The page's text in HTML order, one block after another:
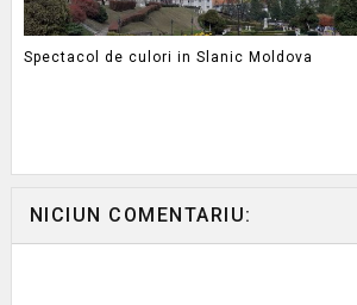
Spectacol de culori in Slanic Moldova
NICIUN COMENTARIU: